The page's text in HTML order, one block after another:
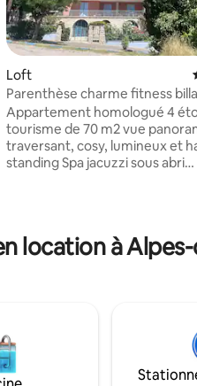
sur 5
sur la base de 26
Loft
Parenthèse charme fitness
ou spa
Appartement homologué 4
tourisme de 70 m2 vue
traversant, cosy, lumineux et
standing Spa jacuzzi sous abri
d’intimité. Grande salle de
avec billard et bibliothèque.
location à